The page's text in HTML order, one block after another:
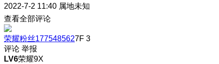
2022-7-2 11:40 属地未知
查看全部评论
荣耀粉丝1775485627F 3
评论 举报
LV6荣耀9X